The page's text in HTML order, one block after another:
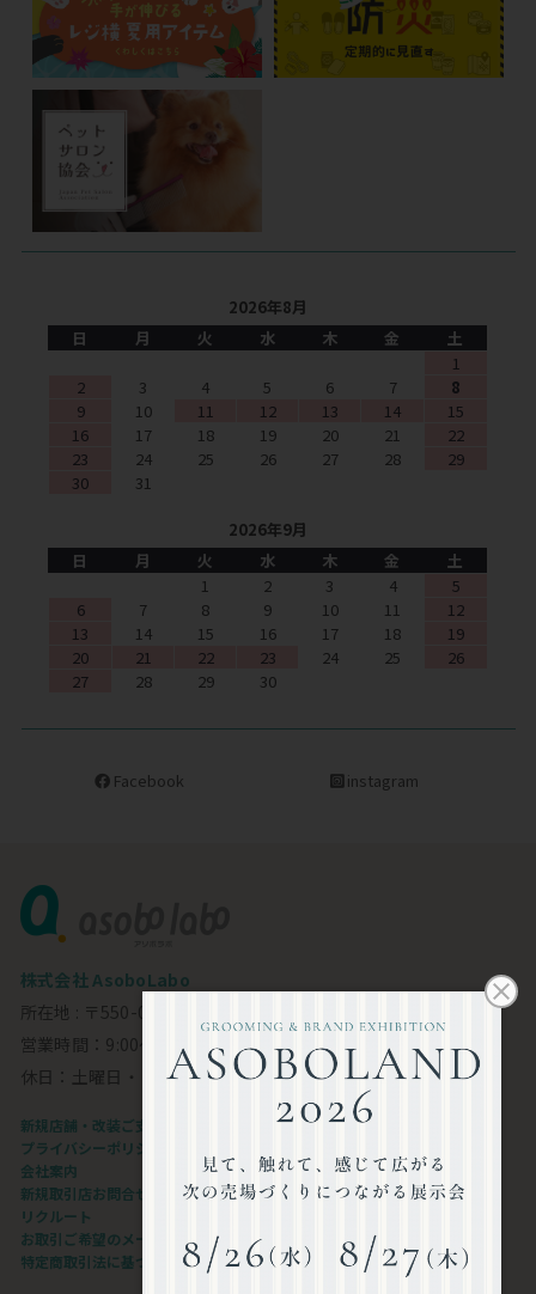
2026年8月
日
月 火 水 木 金
土
1
2
3 4 5 6 7
8
9
10 11 12 13 14
15
16
17 18 19 20 21
22
23
24 25 26 27 28
29
30
31
2026年9月
日
月 火 水 木 金
土
1
2 3 4
5
6
7 8 9 10 11
12
13
14 15 16 17 18
19
20
21 22 23 24 25
26
27
28 29 30
Facebook instagram
株式会社 AsoboLabo
所在地 : 〒550-0002 大阪市西区江戸堀1-23-11 6F
営業時間：9:00～18:00
休日：土曜日・日曜日・祝日
新規店舗・改装ご支援します
プライバシーポリシー
会社案内
新規取引店お問合せフォーム
リクルート
お取引ご希望のメーカー様
特定商取引法に基づく表記